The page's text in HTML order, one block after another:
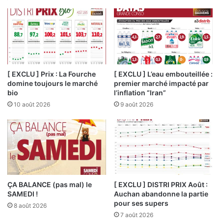
[ EXCLU ] Prix : La Fourche
domine toujours le marché
bio
10 août 2026
[ EXCLU ] L’eau embouteillée :
premier marché impacté par
l’inflation “Iran”
9 août 2026
ÇA BALANCE (pas mal) le
SAMEDI !
8 août 2026
[ EXCLU ] DISTRI PRIX Août :
Auchan abandonne la partie
pour ses supers
7 août 2026